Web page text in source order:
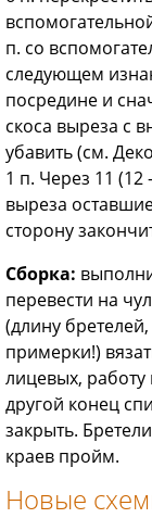
п. со
следующем
посредине и
скоса выреза с
убавить (см.
1 п. Через 11 (12
выреза
сторону
Сборка:
перевести на
(длину
примерки!)
лицевых, работу
другой конец
закрыть.
краев пройм.
Новые